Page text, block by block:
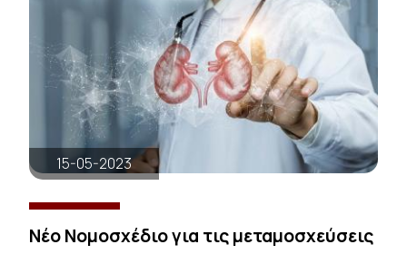
15-05-2023
Νέο Νομοσχέδιο για τις μεταμοσχεύσεις